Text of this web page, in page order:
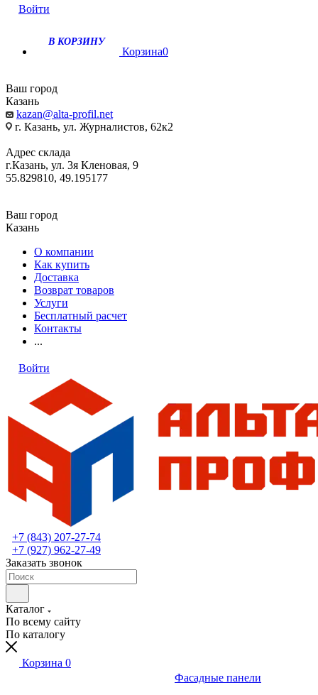
Войти
В КОРЗИНУ
Корзина0
Ваш город
Казань
kazan@alta-profil.net
г. Казань, ул. Журналистов, 62к2
Адрес склада
г.Казань, ул. 3я Кленовая, 9
55.829810, 49.195177
Ваш город
Казань
О компании
Как купить
Доставка
Возврат товаров
Услуги
Бесплатный расчет
Контакты
...
Войти
+7 (843) 207-27-74
+7 (927) 962-27-49
Заказать звонок
Каталог
По всему сайту
По каталогу
Корзина 0
Фасадные панели